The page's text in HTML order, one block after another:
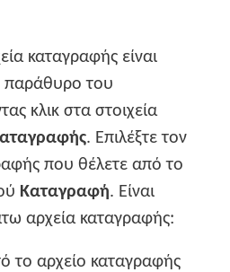
καταγραφής είναι
παράθυρο του
κλικ στα στοιχεία
. Επιλέξτε τον
που θέλετε από το
Καταγραφή. Είναι
αρχεία καταγραφής:
το αρχείο καταγραφής